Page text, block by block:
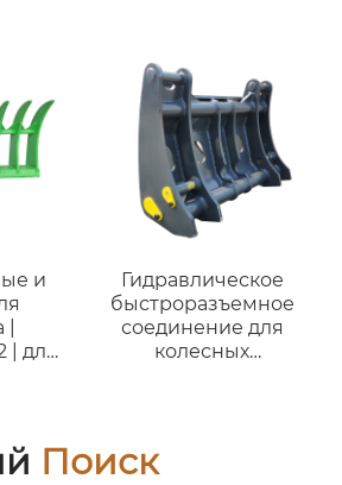
и
| для
Гидравлическое
быстроразъемное
соединение для
колесных
JCB 457, FL962, L120,
Поиск